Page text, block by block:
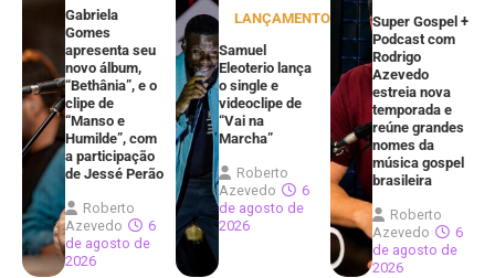
Gabriela
Gomes
apresenta seu
novo álbum,
“Bethânia”, e o
clipe de
“Manso e
Humilde”, com
a participação
de Jessé Perão
Roberto
Azevedo
6
de agosto de
2026
LANÇAMENTOS
Samuel
Eleoterio lança
o single e
videoclipe de
“Vai na
Marcha”
Roberto
Azevedo
6
de agosto de
2026
Super Gospel +
Podcast com
Rodrigo
Azevedo
estreia nova
temporada e
reúne grandes
nomes da
música gospel
brasileira
Roberto
Azevedo
6
de agosto de
2026